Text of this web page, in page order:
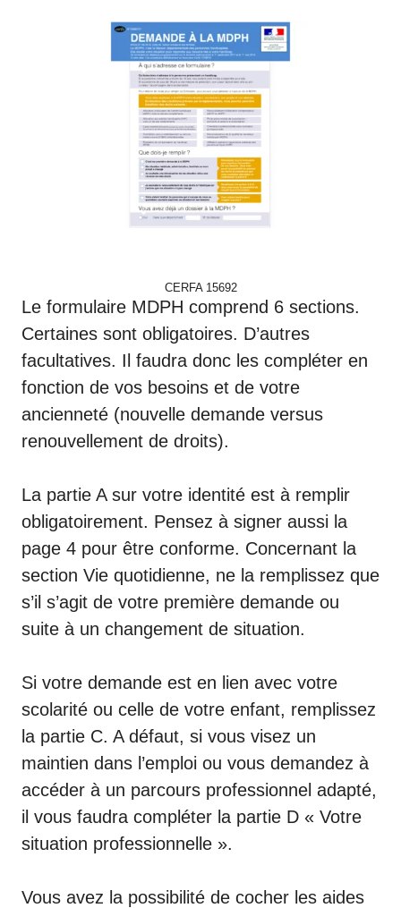
CERFA 15692
Le formulaire MDPH comprend 6 sections.
Certaines sont obligatoires. D’autres
facultatives. Il faudra donc les compléter en
fonction de vos besoins et de votre
ancienneté (nouvelle demande versus
renouvellement de droits).
La partie A sur votre identité est à remplir
obligatoirement. Pensez à signer aussi la
page 4 pour être conforme. Concernant la
section Vie quotidienne, ne la remplissez que
s’il s’agit de votre première demande ou
suite à un changement de situation.
Si votre demande est en lien avec votre
scolarité ou celle de votre enfant, remplissez
la partie C. A défaut, si vous visez un
maintien dans l’emploi ou vous demandez à
accéder à un parcours professionnel adapté,
il vous faudra compléter la partie D « Votre
situation professionnelle ».
Vous avez la possibilité de cocher les aides